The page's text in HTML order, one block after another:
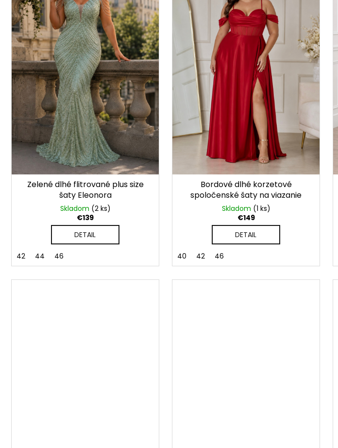
o
d
u
k
t
o
v
s
p
r
o
d
u
k
t
o
v
Zelené dlhé flitrované plus size
šaty Eleonora
Skladom (2 ks)
€139
DETAIL
42 44 46
Bordové dlhé korzetové
spoločenské šaty na viazanie
Ruby
Skladom (1 ks)
€149
DETAIL
40 42 46